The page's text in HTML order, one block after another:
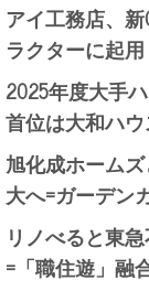
アイ工務店、
ラクターに起用
2025年度大手
首位は大和ハ
旭化成ホーム
大へ=ガーデン
リノべると東
=「職住遊」融